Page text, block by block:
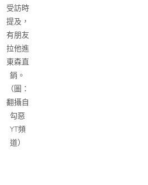
受訪時
提及，
有朋友
拉他進
東森直
銷。
（圖：
翻攝自
勾惡
YT頻
道）